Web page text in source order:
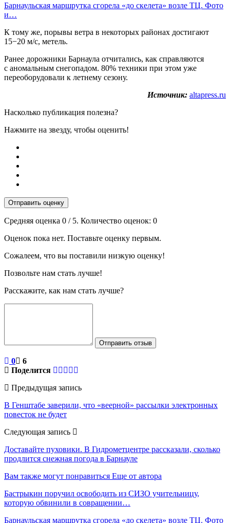
Барнаульская маршрутка сгорела «до скелета» возле ТЦ. Фото
и…
К тому же, порывы ветра в некоторых районах достигают
15−20 м/с, метель.
Ранее дорожники Барнаула отчитались, как справляются
с аномальным снегопадом. 80% техники при этом уже
переоборудовали к летнему сезону.
Источник: altapress.ru
Насколько публикация полезна?
Нажмите на звезду, чтобы оценить!
Отправить оценку
Средняя оценка 0 / 5. Количество оценок: 0
Оценок пока нет. Поставьте оценку первым.
Сожалеем, что вы поставили низкую оценку!
Позвольте нам стать лучше!
Расскажите, как нам стать лучше?
Отправить отзыв
0
6
Поделится
Предыдущая запись
В Генштабе заверили, что «веерной» рассылки электронных
повесток не будет
Следующая запись
Доставайте пуховики. В Гидрометцентре рассказали, сколько
продлится снежная погода в Барнауле
Вам также могут понравиться Еще от автора
Бастрыкин поручил освободить из СИЗО учительницу,
которую обвинили в совращении…
Барнаульская маршрутка сгорела «до скелета» возле ТЦ. Фото